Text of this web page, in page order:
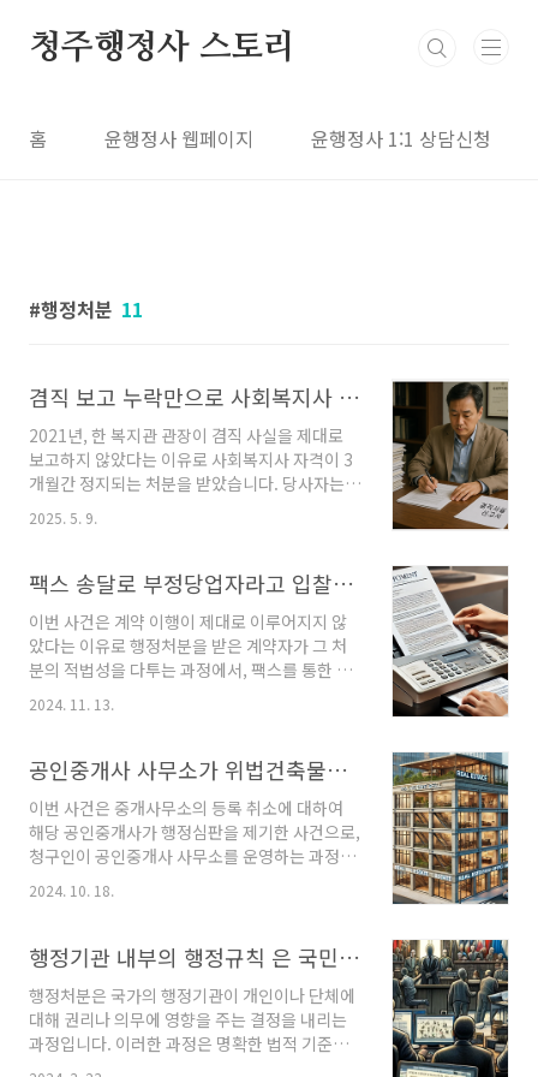
청주행정사 스토리
홈 윤행정사 웹페이지 윤행정사 1:1 상담신청
행정처분 11
겸직 보고 누락만으로 사회복지사 자격정지는 부당하다는 판결
2021년, 한 복지관 관장이 겸직 사실을 제대로
보고하지 않았다는 이유로 사회복지사 자격이 3
개월간 정지되는 처분을 받았습니다. 당사자는
소송을 제기했고, 법원은 이 처분이 부당하다며
복지관장의 손을 들어줬습니다. 왜 이런 판단이
이 왜 자격정지까지 이어졌고, 법원은 어떤 논리
1. 사건 개요: 겸직 사실을 누락한 복지관장, 사회
복지사 자격 정지까지원고 A씨: 부산의 한 사회
복지법인이 운영하는 복지관의 관장2021년 9월:
북구청에서 '겸직 여부 보고' 요청2020년 3월부
2023년: 보건복지부, 사회복지사 자격 3개월 정
지..
2025. 5. 9.
팩스 송달로 부정당업자라고 입찰자격 제한한 행정 처분의 무효성 여부
이번 사건은 계약 이행이 제대로 이루어지지 않
았다는 이유로 행정처분을 받은 계약자가 그 처
분의 적법성을 다투는 과정에서, 팩스를 통한 송
달의 유효성 여부가 주요 쟁점이 되었습니다. 이
에 따라 행정절차법에 따른 송달 요건과, 정보통
펴보았습니다. 목차사건 배경2021년 ○○□□
고에는 입찰자는 납품 가능성을 사전에 확인해야
하고, 그렇지 못할 경우 부정당업자 제재처분을
받을 수 있다고 명시되어 있었습니다.청구인은
이 입찰에 참여하여 계약을 체결했으나, 계약 이
망하는 공문을 제출했습니다.○○□□본부는 청
구인에게 입찰참가자격 제한 처..
2024. 11. 13.
공인중개사 사무소가 위법건축물에 있다고 등록 취소한 사례
이번 사건은 중개사무소의 등록 취소에 대하여
해당 공인중개사가 행정심판을 제기한 사건으로,
청구인이 공인중개사 사무소를 운영하는 과정에
서 발생한 위법건축물 문제로 인해 중개사무소
등록이 취소된 사례입니다. 이 사건을 통해 청구
정심판위원회가 어떤 이유로 청구인의 손을 들어
주었는지 자세히 살펴보겠습니다. 목차 사건 배
경청구인은 서울에서 ‘00공인중개사무소’를 운
영해왔습니다.2015년 7월 2일, 피청구인은 해당
중개사무소가 위법건축물에 위치하고 있다는 이
2024. 10. 18.
행정기관 내부의 행정규칙 은 국민에게 효력이 없다는 대법원 판례
행정처분은 국가의 행정기관이 개인이나 단체에
대해 권리나 의무에 영향을 주는 결정을 내리는
과정입니다. 이러한 과정은 명확한 법적 기준과